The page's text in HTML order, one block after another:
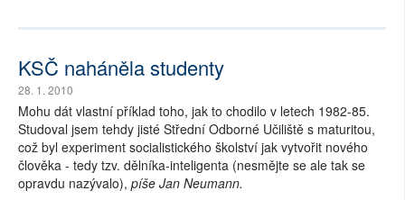
KSČ naháněla studenty
28. 1. 2010
Mohu dát vlastní příklad toho, jak to chodilo v letech 1982-85.
Studoval jsem tehdy jisté Střední Odborné Učiliště s maturitou,
což byl experiment socialistického školství jak vytvořit nového
člověka - tedy tzv. dělníka-inteligenta (nesmějte se ale tak se
opravdu nazývalo), píše Jan Neumann.